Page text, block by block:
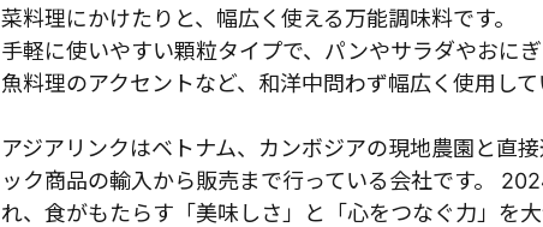
菜料理にかけたりと、幅広く使える万能調味料です。
手軽に使いやすい顆粒タイプで、パンやサラダやおに
魚料理のアクセントなど、和洋中問わず幅広く使用して
アジアリンクはベトナム、カンボジアの現地農園と直
ック商品の輸入から販売まで行っている会社です。
れ、食がもたらす「美味しさ」と「心をつなぐ力」を